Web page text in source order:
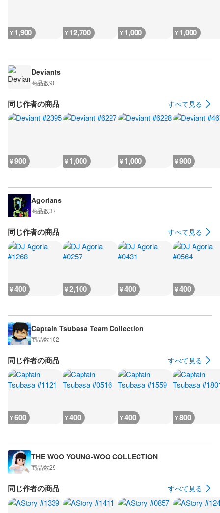
¥1,900 ¥12,700 ¥1,000 ¥1,000
Deviants
商品数90
同じ作者の商品 すべて見る
¥900 ¥1,000 ¥1,000 ¥900
Agorians
商品数37
同じ作者の商品 すべて見る
¥400 ¥2,100 ¥400 ¥400
Captain Tsubasa Team Collection
商品数102
同じ作者の商品 すべて見る
¥600 ¥400 ¥400 ¥800
THE WOO YOUNG-WOO COLLECTION
商品数29
同じ作者の商品 すべて見る